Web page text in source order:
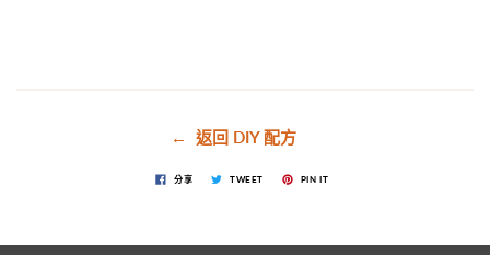
← 返回 DIY 配方
分享 TWEET PIN IT